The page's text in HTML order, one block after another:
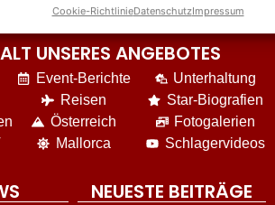
Cookie-RichtlinieDatenschutzImpressum
UNSERES ANGEBOTES
Event-Berichte
Reisen
Österreich
Mallorca
Unterhaltung
Star-Biografien
Fotogalerien
Schlagervideos
NEUESTE BEITRÄGE